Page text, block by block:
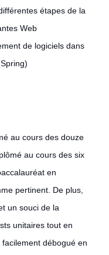
étapes de la
Web
de logiciels dans
au cours des douze
au cours des six
en
pertinent. De plus,
un souci de la
unitaires tout en
débogué en